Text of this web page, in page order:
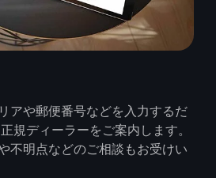
アや郵便番号などを入力するだ
規ディーラーをご案内します。
不明点などのご相談もお受けい